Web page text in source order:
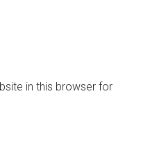
in this browser for